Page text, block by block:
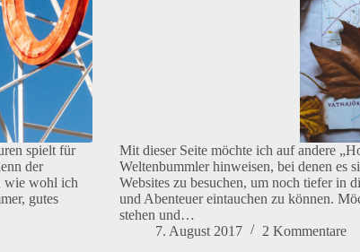
spielt für
der
wie wohl ich
gutes
Mit dieser Seite möchte ich auf andere
Weltenbummler hinweisen, bei denen es
Websites zu besuchen, um noch tiefer in
und Abenteuer eintauchen zu können.
stehen und…
7. August 2017
2 Kommentare